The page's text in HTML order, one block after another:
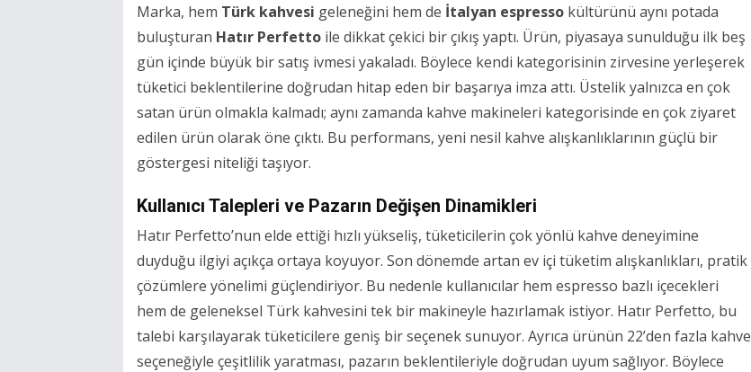
Marka, hem Türk kahvesi geleneğini hem de İtalyan espresso kültürünü aynı potada
buluşturan Hatır Perfetto ile dikkat çekici bir çıkış yaptı. Ürün, piyasaya sunulduğu ilk beş
gün içinde büyük bir satış ivmesi yakaladı. Böylece kendi kategorisinin zirvesine yerleşerek
tüketici beklentilerine doğrudan hitap eden bir başarıya imza attı. Üstelik yalnızca en çok
satan ürün olmakla kalmadı; aynı zamanda kahve makineleri kategorisinde en çok ziyaret
edilen ürün olarak öne çıktı. Bu performans, yeni nesil kahve alışkanlıklarının güçlü bir
göstergesi niteliği taşıyor.
Kullanıcı Talepleri ve Pazarın Değişen Dinamikleri
Hatır Perfetto’nun elde ettiği hızlı yükseliş, tüketicilerin çok yönlü kahve deneyimine
duyduğu ilgiyi açıkça ortaya koyuyor. Son dönemde artan ev içi tüketim alışkanlıkları, pratik
çözümlere yönelimi güçlendiriyor. Bu nedenle kullanıcılar hem espresso bazlı içecekleri
hem de geleneksel Türk kahvesini tek bir makineyle hazırlamak istiyor. Hatır Perfetto, bu
talebi karşılayarak tüketicilere geniş bir seçenek sunuyor. Ayrıca ürünün 22’den fazla kahve
seçeneğiyle çeşitlilik yaratması, pazarın beklentileriyle doğrudan uyum sağlıyor. Böylece